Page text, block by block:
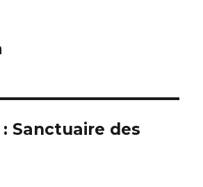
Sanctuaire des